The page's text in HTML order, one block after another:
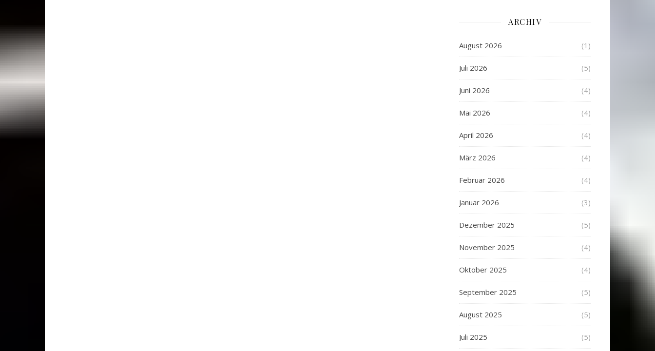
ARCHIV
August 2026 (1)
Juli 2026 (5)
Juni 2026 (4)
Mai 2026 (4)
April 2026 (4)
März 2026 (4)
Februar 2026 (4)
Januar 2026 (3)
Dezember 2025 (5)
November 2025 (4)
Oktober 2025 (4)
September 2025 (5)
August 2025 (5)
Juli 2025 (5)